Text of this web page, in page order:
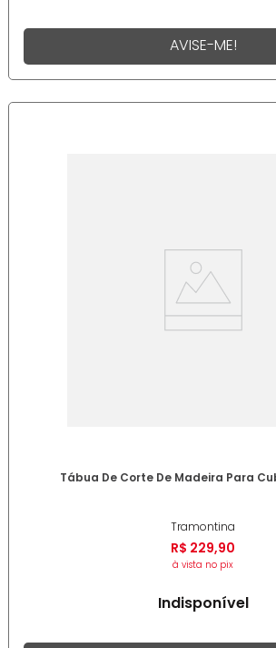
AVISE-ME!
Tábua De Corte De Madeira Para
Tramontina
R$ 229,90
à vista no pix
Indisponível